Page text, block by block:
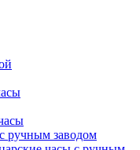
ручным заводом